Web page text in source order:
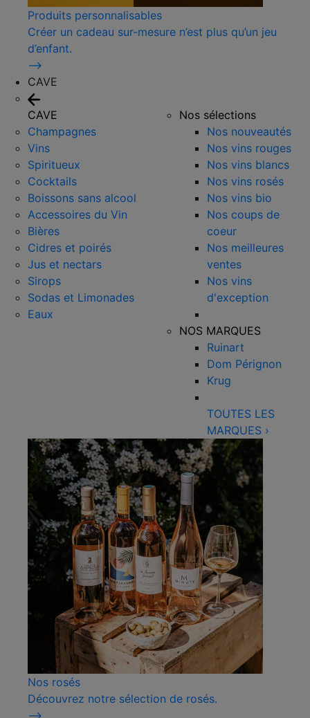
Produits personnalisables
Créer un cadeau sur-mesure n’est plus qu’un jeu
d’enfant.
⟶
CAVE
CAVE
Champagnes
Vins
Spiritueux
Cocktails
Boissons sans alcool
Accessoires du Vin
Bières
Cidres et poirés
Jus et nectars
Sirops
Sodas et Limonades
Eaux
Nos sélections
Nos nouveautés
Nos vins rouges
Nos vins blancs
Nos vins rosés
Nos vins bio
Nos coups de
coeur
Nos meilleures
ventes
Nos vins
d'exception
NOS MARQUES
Ruinart
Dom Pérignon
Krug
TOUTES LES
MARQUES ›
Nos rosés
Découvrez notre sélection de rosés.
⟶